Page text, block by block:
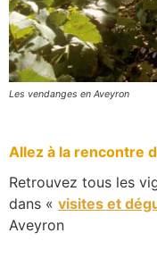
Les vendanges en Aveyron
Allez à la rencontre
Retrouvez tous les
dans « visites et
Aveyron